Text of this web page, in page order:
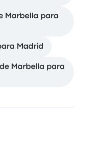
Marbella para
Madrid
Marbella para